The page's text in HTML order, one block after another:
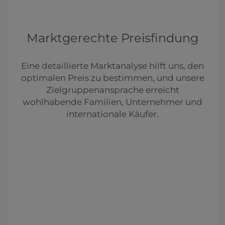
Marktgerechte Preisfindung
Eine detaillierte Marktanalyse hilft uns, den
optimalen Preis zu bestimmen, und unsere
Zielgruppenansprache erreicht
wohlhabende Familien, Unternehmer und
internationale Käufer.